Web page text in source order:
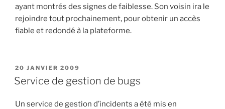
ayant montrés des signes de faiblesse. Son voisin ira le
rejoindre tout prochainement, pour obtenir un accès
fiable et redondé à la plateforme.
PUBLIÉ
LE
20 JANVIER 2009
Service de gestion de bugs
Un service de gestion d’incidents a été mis en